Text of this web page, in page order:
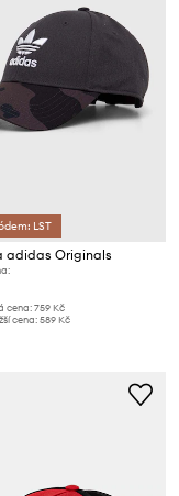
LST
adidas Originals
cena:759 Kč
cena:589 Kč